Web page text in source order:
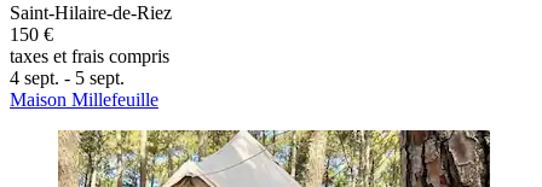
Saint-Hilaire-de-Riez
150 €
taxes et frais compris
4 sept. - 5 sept.
Maison Millefeuille